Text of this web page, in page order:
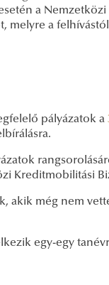
a
melyre a
pályázatok a
Kreditmobilitási
akik még nem
egy-egy